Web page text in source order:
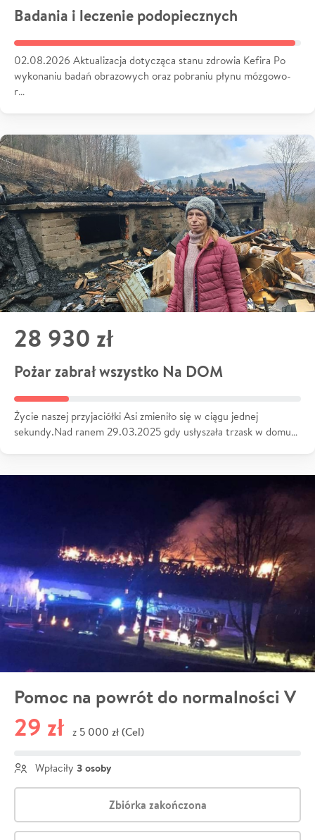
Badania i leczenie podopiecznych
02.08.2026 Aktualizacja dotycząca stanu zdrowia Kefira Po
wykonaniu badań obrazowych oraz pobraniu płynu mózgowo-
r…
28 930 zł
Pożar zabrał wszystko Na DOM
Życie naszej przyjaciółki Asi zmieniło się w ciągu jednej
sekundy.Nad ranem 29.03.2025 gdy usłyszała trzask w domu…
Pomoc na powrót do normalności V
29 zł z 5 000 zł (Cel)
Wpłaciły 3 osoby
Zbiórka zakończona